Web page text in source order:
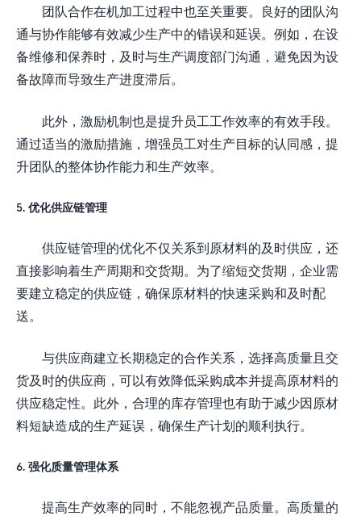
团队合作在机加工过程中也至关重要。良好的团队沟
通与协作能够有效减少生产中的错误和延误。例如，在设
备维修和保养时，及时与生产调度部门沟通，避免因为设
备故障而导致生产进度滞后。
此外，激励机制也是提升员工工作效率的有效手段。
通过适当的激励措施，增强员工对生产目标的认同感，提
升团队的整体协作能力和生产效率。
5. 优化供应链管理
供应链管理的优化不仅关系到原材料的及时供应，还
直接影响着生产周期和交货期。为了缩短交货期，企业需
要建立稳定的供应链，确保原材料的快速采购和及时配
送。
与供应商建立长期稳定的合作关系，选择高质量且交
货及时的供应商，可以有效降低采购成本并提高原材料的
供应稳定性。此外，合理的库存管理也有助于减少因原材
料短缺造成的生产延误，确保生产计划的顺利执行。
6. 强化质量管理体系
提高生产效率的同时，不能忽视产品质量。高质量的